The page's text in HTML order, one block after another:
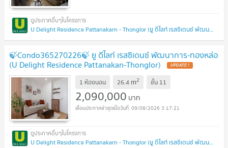
U Delight Residence Pattanakarn - Thonglor (ยู ดีไลท์ เรสซิเดนซ์ พัฒนาการ - ทองหล่อ)
🍃Condo365270226🍃 ยู ดีไลท์ เรสซิเดนซ์ พัฒนาการ-ทองหล่อ
(U Delight Residence Pattanakan-Thonglor) UPDATE !
1 ห้องนอน 26.4 m2 ชั้น 11
2,090,000 บาท
09/08/2026 3:17:21
U Delight Residence Pattanakarn - Thonglor (ยู ดีไลท์ เรสซิเดนซ์ พัฒนาการ - ทองหล่อ)